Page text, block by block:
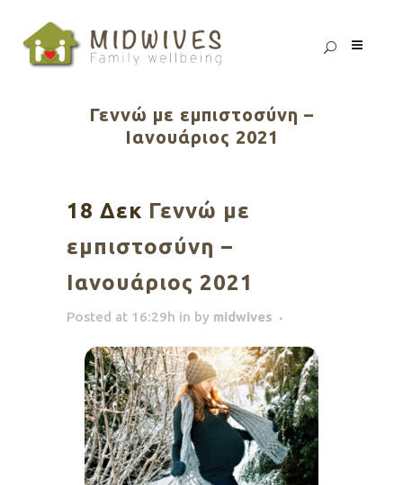
Γεννώ με εμπιστοσύνη –
Ιανουάριος 2021
18 Δεκ Γεννώ με
εμπιστοσύνη –
Ιανουάριος 2021
Posted at 16:29h in by midwives